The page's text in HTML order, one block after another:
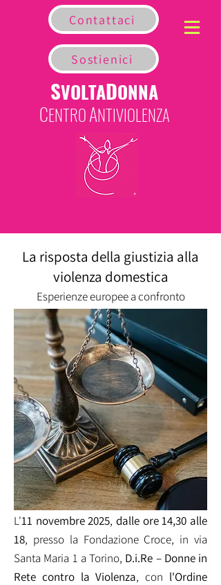
SVOLTADONNA
CENTROANTIVIOLENZA
Contattaci
Sostienici
La risposta della giustizia alla
violenza domestica
Esperienze europee a confronto
L'11 novembre 2025,dalle ore 14,30 alle
18, presso la Fondazione Croce, in via
Santa Maria 1 a Torino, D.i.Re – Donne in
Rete contro la Violenza, con l'Ordine